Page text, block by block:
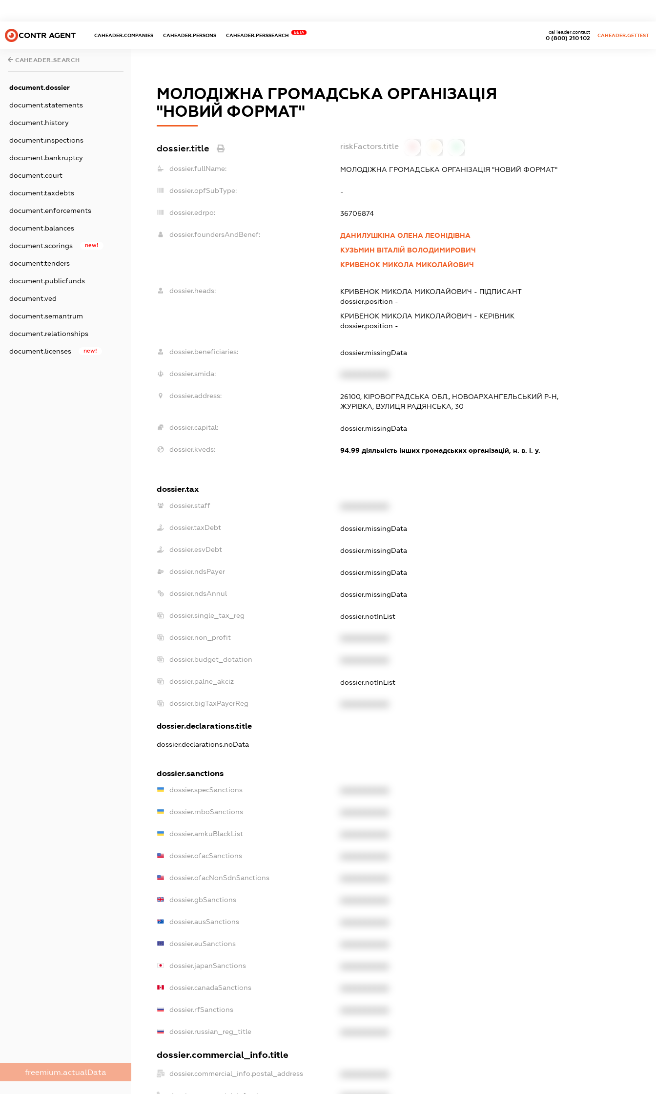
CONTR AGENT CAHEADER.COMPANIES CAHEADER.PERSONS CAHEADER.PERSSEARCH
BETA
0 (800) 210 102
caHeader.contact
CAHEADER.GETTEST
CAHEADER.SEARCH
document.dossier
document.statements
document.history
document.inspections
document.bankruptcy
document.court
document.taxdebts
document.enforcements
document.balances
document.scorings new!
document.tenders
document.publicfunds
document.ved
document.semantrum
document.relationships
document.licenses new!
freemium.actualData
МОЛОДІЖНА ГРОМАДСЬКА ОРГАНІЗАЦІЯ
"НОВИЙ ФОРМАТ"
dossier.title riskFactors.title
dossier.fullName: МОЛОДІЖНА ГРОМАДСЬКА ОРГАНІЗАЦІЯ "НОВИЙ ФОРМАТ"
dossier.opfSubType: -
dossier.edrpo: 36706874
dossier.foundersAndBenef:
ДАНИЛУШКІНА ОЛЕНА ЛЕОНІДІВНА
КУЗЬМИН ВІТАЛІЙ ВОЛОДИМИРОВИЧ
КРИВЕНОК МИКОЛА МИКОЛАЙОВИЧ
dossier.heads: КРИВЕНОК МИКОЛА МИКОЛАЙОВИЧ - ПІДПИСАНТ
dossier.position -
КРИВЕНОК МИКОЛА МИКОЛАЙОВИЧ - КЕРІВНИК
dossier.position -
dossier.beneficiaries: dossier.missingData
dossier.smida:
dossier.address:
26100, КІРОВОГРАДСЬКА ОБЛ., НОВОАРХАНГЕЛЬСЬКИЙ Р-Н,
ЖУРІВКА, ВУЛИЦЯ РАДЯНСЬКА, 30
dossier.capital: dossier.missingData
dossier.kveds: 94.99 діяльність інших громадських організацій, н. в. і. у.
dossier.tax
dossier.staff
dossier.taxDebt dossier.missingData
dossier.esvDebt dossier.missingData
dossier.ndsPayer dossier.missingData
dossier.ndsAnnul dossier.missingData
dossier.single_tax_reg dossier.notInList
dossier.non_profit
dossier.budget_dotation
dossier.palne_akciz dossier.notInList
dossier.bigTaxPayerReg
dossier.declarations.title
dossier.declarations.noData
dossier.sanctions
dossier.specSanctions
dossier.rnboSanctions
dossier.amkuBlackList
dossier.ofacSanctions
dossier.ofacNonSdnSanctions
dossier.gbSanctions
dossier.ausSanctions
dossier.euSanctions
dossier.japanSanctions
dossier.canadaSanctions
dossier.rfSanctions
dossier.russian_reg_title
dossier.commercial_info.title
dossier.commercial_info.postal_address